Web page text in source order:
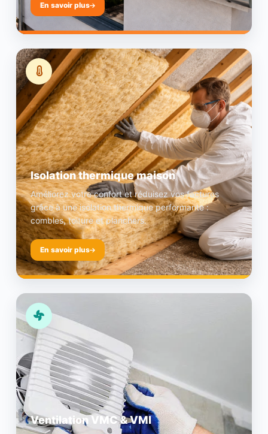
En savoir plus
Isolation thermique maison
Améliorez votre confort et réduisez vos factures
grâce à une isolation thermique performante :
combles, toiture et planchers.
En savoir plus
Ventilation VMC & VMI